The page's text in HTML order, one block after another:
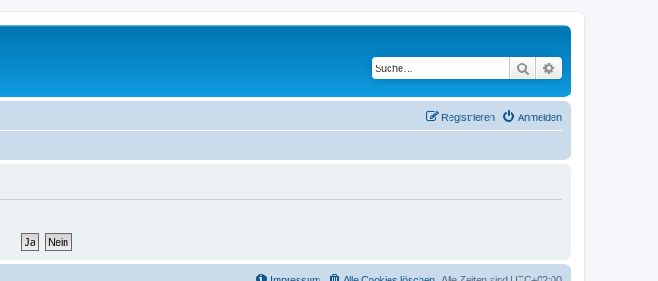
Suche
Anmelden
Registrieren